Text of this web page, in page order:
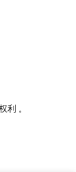
利 。